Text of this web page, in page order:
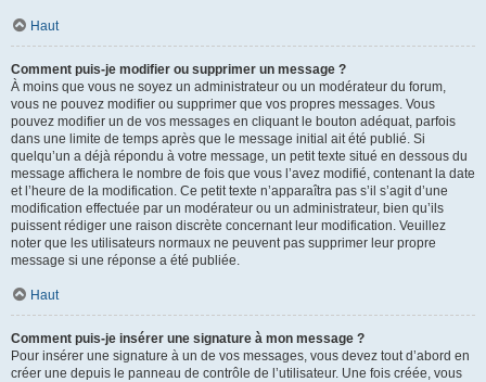
Haut
Comment puis-je modifier ou supprimer un message ?
À moins que vous ne soyez un administrateur ou un modérateur du forum,
vous ne pouvez modifier ou supprimer que vos propres messages. Vous
pouvez modifier un de vos messages en cliquant le bouton adéquat, parfois
dans une limite de temps après que le message initial ait été publié. Si
quelqu’un a déjà répondu à votre message, un petit texte situé en dessous du
message affichera le nombre de fois que vous l’avez modifié, contenant la date
et l’heure de la modification. Ce petit texte n’apparaîtra pas s’il s’agit d’une
modification effectuée par un modérateur ou un administrateur, bien qu’ils
puissent rédiger une raison discrète concernant leur modification. Veuillez
noter que les utilisateurs normaux ne peuvent pas supprimer leur propre
message si une réponse a été publiée.
Haut
Comment puis-je insérer une signature à mon message ?
Pour insérer une signature à un de vos messages, vous devez tout d’abord en
créer une depuis le panneau de contrôle de l’utilisateur. Une fois créée, vous